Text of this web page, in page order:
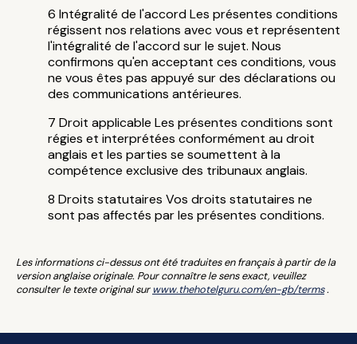
Intégralité de l'accord Les présentes conditions
régissent nos relations avec vous et représentent
l'intégralité de l'accord sur le sujet. Nous
confirmons qu'en acceptant ces conditions, vous
ne vous êtes pas appuyé sur des déclarations ou
des communications antérieures.
Droit applicable Les présentes conditions sont
régies et interprétées conformément au droit
anglais et les parties se soumettent à la
compétence exclusive des tribunaux anglais.
Droits statutaires Vos droits statutaires ne
sont pas affectés par les présentes conditions.
Les informations ci-dessus ont été traduites en français à partir de la
version anglaise originale. Pour connaître le sens exact, veuillez
consulter le texte original sur www.thehotelguru.com/en-gb/terms.